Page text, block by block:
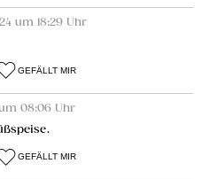
um 18:29 Uhr
GEFÄLLT MIR
08:06 Uhr
GEFÄLLT MIR